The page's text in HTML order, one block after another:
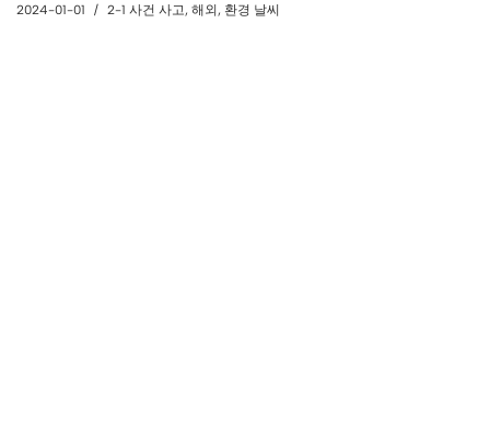
2024-01-01 2-1 사건 사고, 해외, 환경 날씨